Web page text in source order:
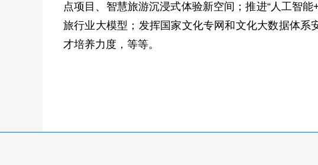
点项目、智慧旅游沉浸式体验新空间；推进“人工智
旅行业大模型；发挥国家文化专网和文化大数据体
才培养力度，等等。